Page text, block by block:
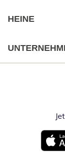
HEINE
Öffnet